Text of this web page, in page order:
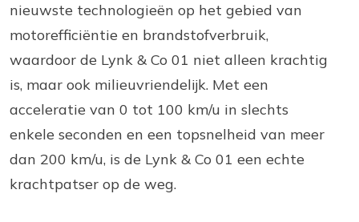
nieuwste technologieën op het gebied van
motorefficiëntie en brandstofverbruik,
waardoor de Lynk & Co 01 niet alleen krachtig
is, maar ook milieuvriendelijk. Met een
acceleratie van 0 tot 100 km/u in slechts
enkele seconden en een topsnelheid van meer
dan 200 km/u, is de Lynk & Co 01 een echte
krachtpatser op de weg.